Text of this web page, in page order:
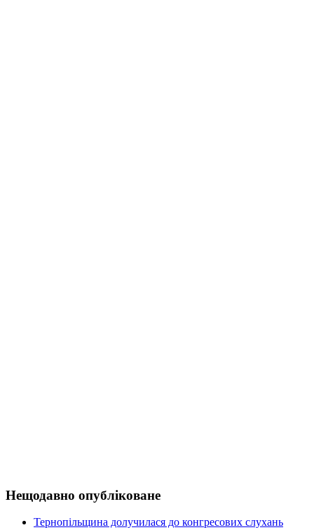
Нещодавно опубліковане
Тернопільщина долучилася до конгресових слухань